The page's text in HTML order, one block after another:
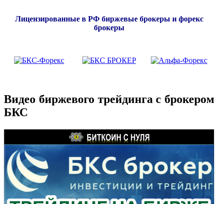
Лицензированные в РФ биржевые брокеры и форекс
брокеры
Видео биржевого трейдинга с брокером
БКС